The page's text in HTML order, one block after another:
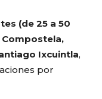
(de 25 a 50
Ixcuintla,
por